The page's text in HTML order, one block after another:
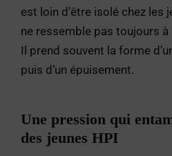
est loin d’être isolé chez les
ne ressemble pas toujours
Il prend souvent la forme
puis d’un épuisement.
Une pression qui
des jeunes HPI